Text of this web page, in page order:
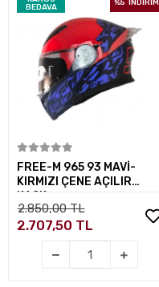
BEDAVA
%5 İNDİRİM
Sepete Ekle
FREE-M 965 93 MAVİ-
KIRMIZI ÇENE AÇILIR
KASK
2.850,00 TL
2.707,50 TL